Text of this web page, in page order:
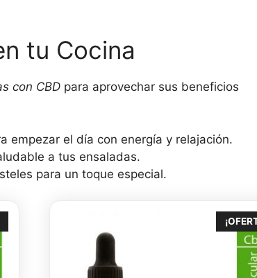
tu Cocina
con CBD para aprovechar sus beneficios
empezar el día con energía y relajación.
a tus ensaladas.
para un toque especial.